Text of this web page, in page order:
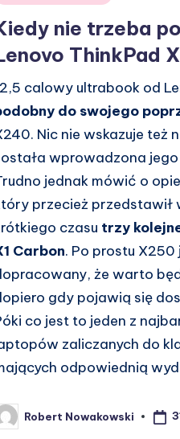
nie trzeba
ThinkPad
calowy ultrabook od
do swojego
Nic nie wskazuje też
wprowadzona
jednak mówić o
przecież przedstawił
czasu trzy
Carbon. Po prostu
że warto
gdy pojawią się
co jest to jeden z
zaliczanych do
odpowiednią
Robert Nowakowski